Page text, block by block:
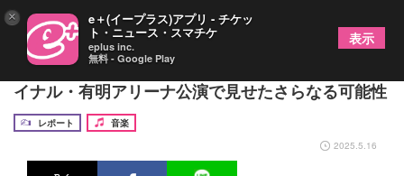
シクフォニ、勢いが増すばかりの6人がツアーファ
イナル・有明アリーナ公演で見せたさらなる可能性
レポート
音楽
2025.5.16
× e＋(イープラス)アプリ - チケッ
ト・ニュース・スマチケ
eplus inc.
無料 - Google Play
表示